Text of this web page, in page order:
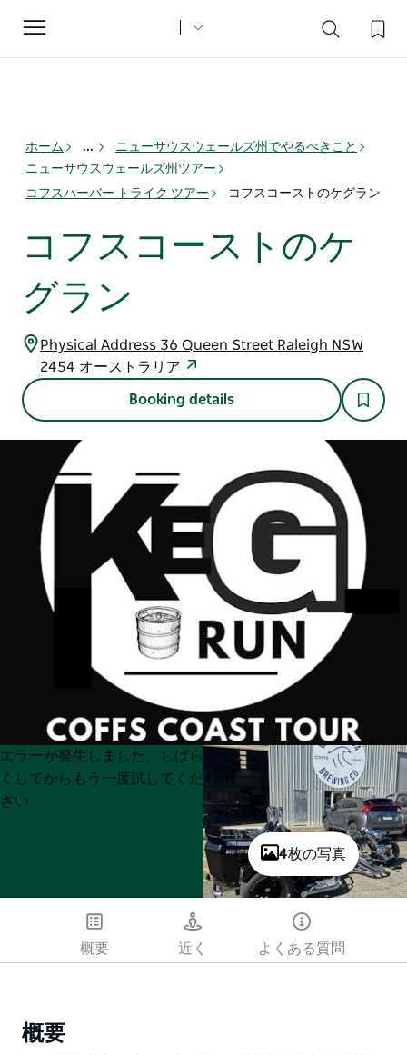
Toggle
navigation
ホーム ...
ニューサウスウェールズ州でやるべきこと
ニューサウスウェールズ州ツアー
コフスハーバー トライク ツアー
コフスコーストのケグラン
コフスコーストのケ
グラン
Physical Address 36 Queen Street Raleigh NSW
2454 オーストラリア
Booking details
4枚の写真
Product
List
Product
List
エラーが発生しました。しばら
くしてからもう一度試してくだ
さい
概要 近く よくある質問
概要